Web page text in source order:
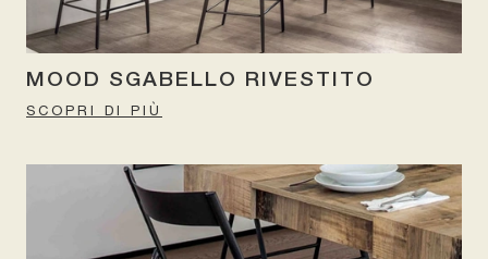
MOOD SGABELLO RIVESTITO
SCOPRI DI PIÙ